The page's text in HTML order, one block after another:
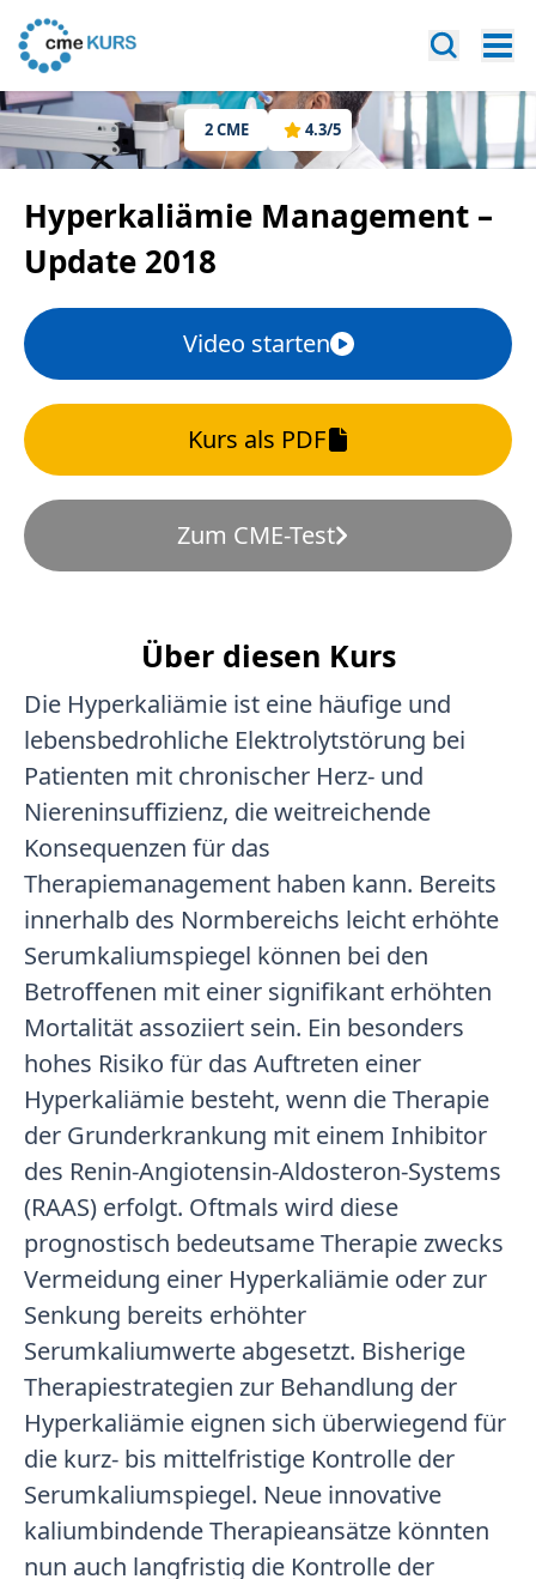
2CME 4.3/5
Hyperkaliämie Management –
Update 2018
Video starten
Kurs als PDF
Zum CME-Test
Über diesen Kurs
Die Hyperkaliämie ist eine häufige und
lebensbedrohliche Elektrolytstörung bei
Patienten mit chronischer Herz- und
Niereninsuffizienz, die weitreichende
Konsequenzen für das
Therapiemanagement haben kann. Bereits
innerhalb des Normbereichs leicht erhöhte
Serumkaliumspiegel können bei den
Betroffenen mit einer signifikant erhöhten
Mortalität assoziiert sein. Ein besonders
hohes Risiko für das Auftreten einer
Hyperkaliämie besteht, wenn die Therapie
der Grunderkrankung mit einem Inhibitor
des Renin-Angiotensin-Aldosteron-Systems
(RAAS) erfolgt. Oftmals wird diese
prognostisch bedeutsame Therapie zwecks
Vermeidung einer Hyperkaliämie oder zur
Senkung bereits erhöhter
Serumkaliumwerte abgesetzt. Bisherige
Therapiestrategien zur Behandlung der
Hyperkaliämie eignen sich überwiegend für
die kurz- bis mittelfristige Kontrolle der
Serumkaliumspiegel. Neue innovative
kaliumbindende Therapieansätze könnten
nun auch langfristig die Kontrolle der